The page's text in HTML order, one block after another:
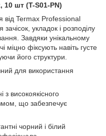
шт (T-S01-PN)
від Termax Professional
укладок і розподілу
Завдяки унікальному
міцно фіксують навіть густе
його структури.
для використання
з високоякісного
що забезпечує
чорний і білий